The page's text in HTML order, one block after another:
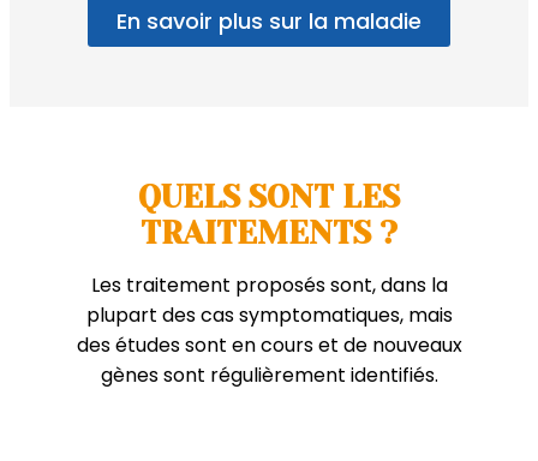
En savoir plus sur la maladie
QUELS SONT LES
TRAITEMENTS ?
Les traitement proposés sont, dans la
plupart des cas symptomatiques, mais
des études sont en cours et de nouveaux
gènes sont régulièrement identifiés.